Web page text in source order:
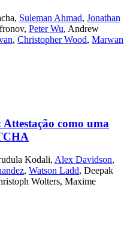
, Suleman Ahmad, Jonathan
, Peter Wu, Andrew
, Christopher Wood, Marwan
como uma
Kodali, Alex Davidson,
, Watson Ladd, Deepak
Wolters, Maxime